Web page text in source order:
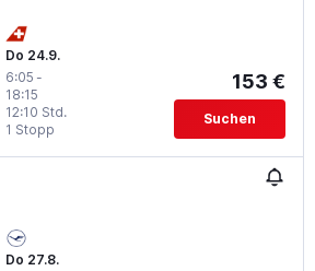
Do 24.9.
6:05 -
18:15
1 Stopp
12:10 Std.
153 €
Suchen
Do 27.8.